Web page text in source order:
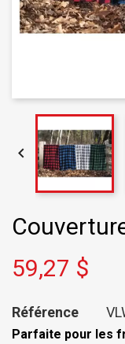

59,27 $
Référence
Parfaite pour les